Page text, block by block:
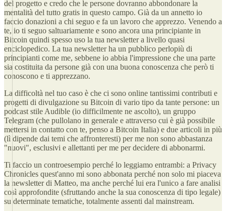
del progetto e credo che le persone dovranno abbondonare la
mentalità del tutto gratis in questo campo. Già da un annetto io
faccio donazioni a chi seguo e fa un lavoro che apprezzo. Venendo a
te, io ti seguo saltuariamente e sono ancora una principiante in
Bitcoin quindi spesso uso la tua newsletter a livello quasi
enciclopedico. La tua newsletter ha un pubblico perlopiù di
principianti come me, sebbene io abbia l'impressione che una parte
sia costituita da persone già con una buona conoscenza che però ti
conoscono e ti apprezzano.
La difficoltà nel tuo caso è che ci sono online tantissimi contributi e
progetti di divulgazione su Bitcoin di vario tipo da tante persone: un
podcast stile Audible (io difficilmente ne ascolto), un gruppo
Telegram (che pullolano in generale e attraverso cui è già possibile
mettersi in contatto con te, penso a Bitcoin Italia) e due articoli in più
(lì dipende dai temi che affronteresti) per me non sono abbastanza
"nuovi", esclusivi e allettanti per me per decidere di abbonarmi.
Ti faccio un controesempio perché lo leggiamo entrambi: a Privacy
Chronicles quest'anno mi sono abbonata perché non solo mi piaceva
la newsletter di Matteo, ma anche perché lui era l'unico a fare analisi
così approfondite (sfruttando anche la sua conoscenza di tipo legale)
su determinate tematiche, totalmente assenti dal mainstream.